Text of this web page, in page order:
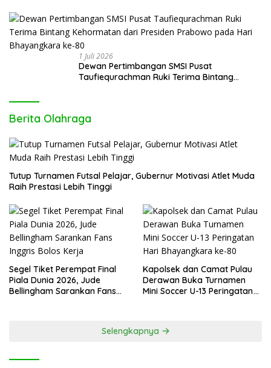
1 Juli 2026
Dewan Pertimbangan SMSI Pusat
Taufiequrachman Ruki Terima Bintang
Berita Olahraga
Tutup Turnamen Futsal Pelajar, Gubernur Motivasi Atlet Muda
Raih Prestasi Lebih Tinggi
Segel Tiket Perempat Final
Piala Dunia 2026, Jude
Bellingham Sarankan Fans
Kapolsek dan Camat Pulau
Derawan Buka Turnamen
Mini Soccer U-13 Peringatan
Selengkapnya